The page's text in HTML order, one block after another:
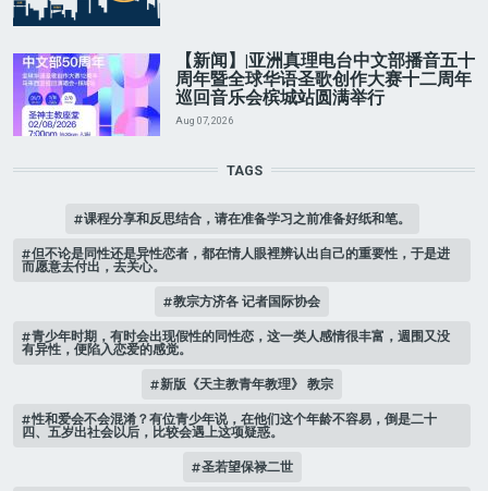
【新闻】|亚洲真理电台中文部播音五十
周年暨全球华语圣歌创作大赛十二周年
巡回音乐会槟城站圆满举行
Aug 07, 2026
TAGS
课程分享和反思结合，请在准备学习之前准备好纸和笔。
但不论是同性还是异性恋者，都在情人眼裡辨认出自己的重要性，于是进
而愿意去付出，去关心。
教宗方济各 记者国际协会
青少年时期，有时会出现假性的同性恋，这一类人感情很丰富，週围又没
有异性，便陷入恋爱的感觉。
新版《天主教青年教理》 教宗
性和爱会不会混淆？有位青少年说，在他们这个年龄不容易，倒是二十
四、五岁出社会以后，比较会遇上这项疑惑。
圣若望保禄二世